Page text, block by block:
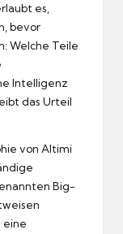
es,
bevor
Welche Teile
Intelligenz
das Urteil
von Altimi
Big-
eine